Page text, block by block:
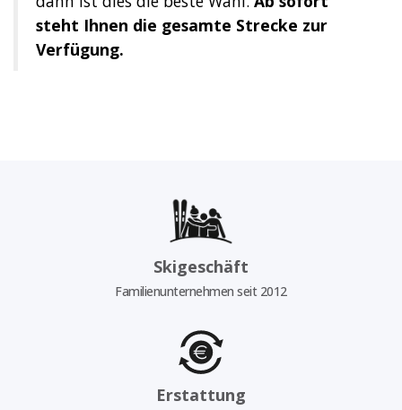
steht Ihnen die gesamte Strecke zur
Verfügung.
Skigeschäft
Familienunternehmen seit 2012
Erstattung